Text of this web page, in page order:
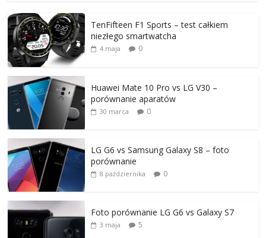
TenFifteen F1 Sports – test całkiem
niezłego smartwatcha
4 maja 0
Huawei Mate 10 Pro vs LG V30 –
porównanie aparatów
30 marca 0
LG G6 vs Samsung Galaxy S8 – foto
porównanie
8 października 0
Foto porównanie LG G6 vs Galaxy S7
3 maja 5